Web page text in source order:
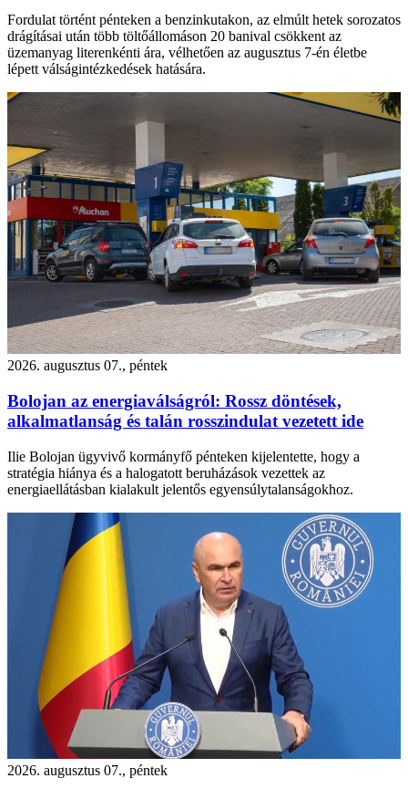
Fordulat történt pénteken a benzinkutakon, az elmúlt hetek sorozatos
drágításai után több töltőállomáson 20 banival csökkent az
üzemanyag literenkénti ára, vélhetően az augusztus 7-én életbe
lépett válságintézkedések hatására.
2026. augusztus 07., péntek
Bolojan az energiaválságról: Rossz döntések,
alkalmatlanság és talán rosszindulat vezetett ide
Ilie Bolojan ügyvivő kormányfő pénteken kijelentette, hogy a
stratégia hiánya és a halogatott beruházások vezettek az
energiaellátásban kialakult jelentős egyensúlytalanságokhoz.
2026. augusztus 07., péntek